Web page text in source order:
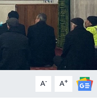
A- A+